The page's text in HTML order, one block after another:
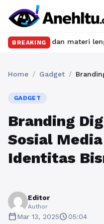
BREAKING
materi lengkap hanya
Home / Gadget /
GADGET
Branding
Sosial
Identitas
Editor
Author
calendar_todayMar 13, 2025schedule05:04